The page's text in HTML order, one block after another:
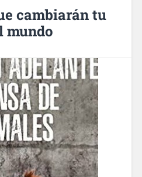
cambiarán tu
mundo